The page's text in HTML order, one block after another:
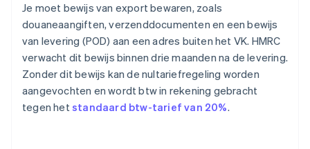
Je moet bewijs van export bewaren, zoals
douaneaangiften, verzenddocumenten en een bewijs
van levering (POD) aan een adres buiten het VK. HMRC
verwacht dit bewijs binnen drie maanden na de levering.
Zonder dit bewijs kan de nultariefregeling worden
aangevochten en wordt btw in rekening gebracht
tegen hetstandaard btw-tarief van 20%.